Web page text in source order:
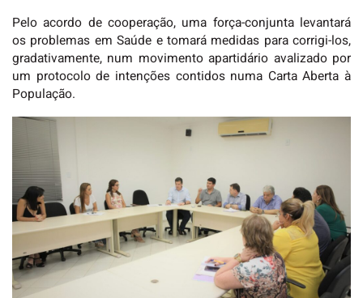
Pelo acordo de cooperação, uma força-conjunta levantará
os problemas em Saúde e tomará medidas para corrigi-los,
gradativamente, num movimento apartidário avalizado por
um protocolo de intenções contidos numa Carta Aberta à
População.